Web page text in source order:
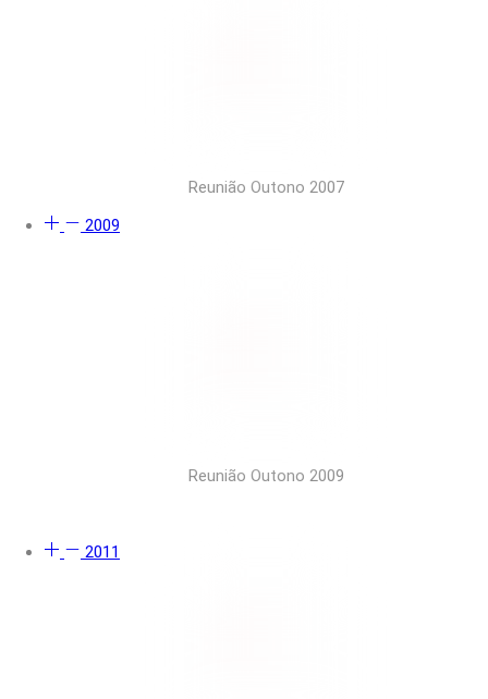
Reunião Outono 2007
2009
Reunião Outono 2009
2011